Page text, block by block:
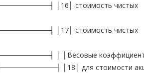
│16│ стоимость чистых
│17│ стоимость чистых
│ │Весовые
│18│ для стоимости